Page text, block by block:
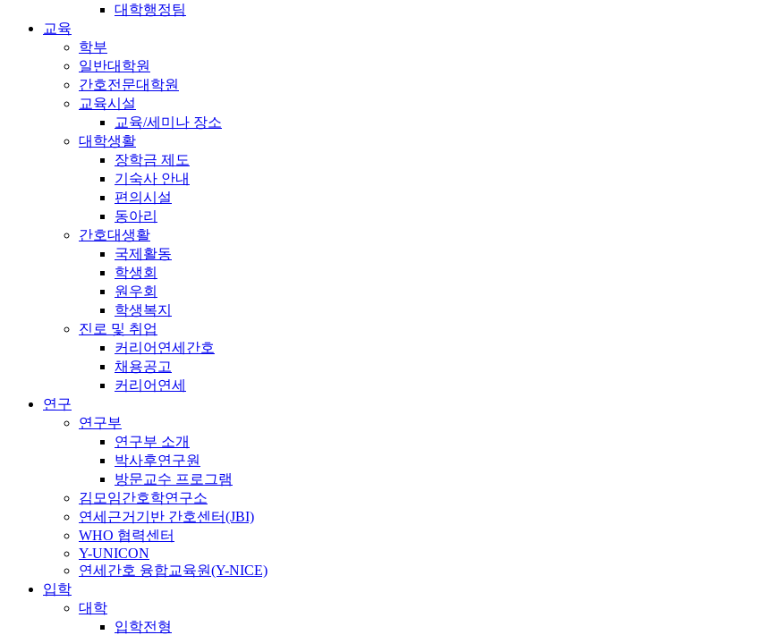
대학행정팀
교육
학부
일반대학원
간호전문대학원
교육시설
교육/세미나 장소
대학생활
장학금 제도
기숙사 안내
편의시설
동아리
간호대생활
국제활동
학생회
원우회
학생복지
진로 및 취업
커리어연세간호
채용공고
커리어연세
연구
연구부
연구부 소개
박사후연구원
방문교수 프로그램
김모임간호학연구소
연세근거기반 간호센터(JBI)
WHO 협력센터
Y-UNICON
연세간호 융합교육원(Y-NICE)
입학
대학
입학전형